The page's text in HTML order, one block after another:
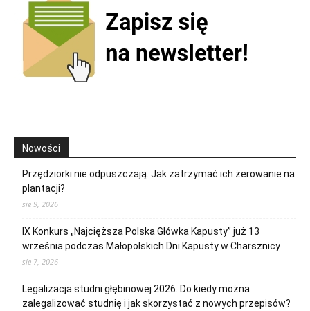
Nowości
Przędziorki nie odpuszczają. Jak zatrzymać ich żerowanie na
plantacji?
sie 9, 2026
IX Konkurs „Najcięższa Polska Główka Kapusty” już 13
września podczas Małopolskich Dni Kapusty w Charsznicy
sie 7, 2026
Legalizacja studni głębinowej 2026. Do kiedy można
zalegalizować studnię i jak skorzystać z nowych przepisów?